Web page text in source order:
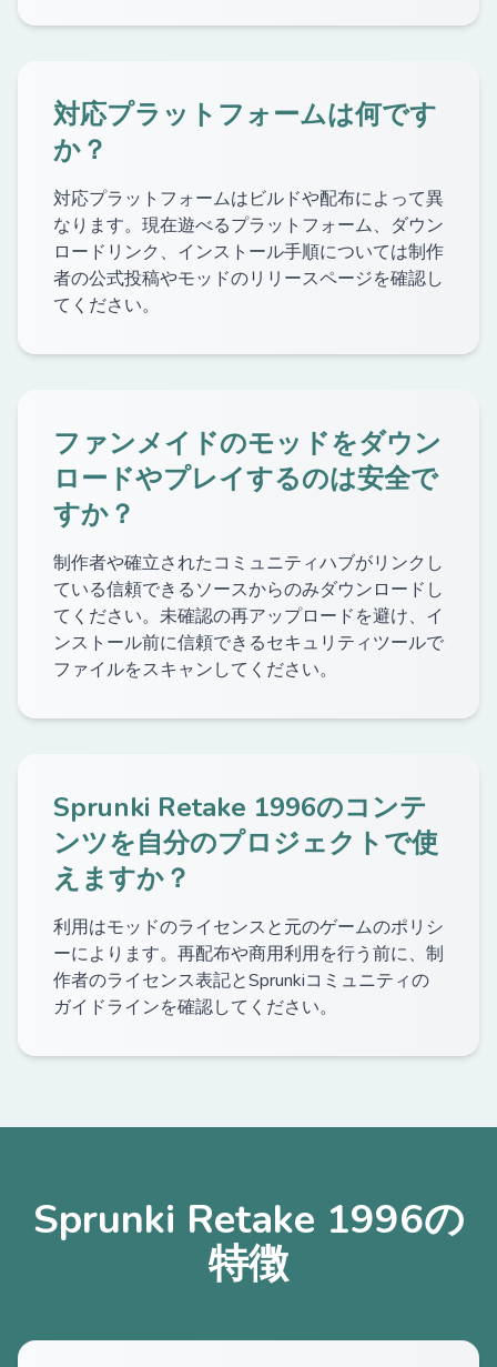
対応プラットフォームは何です
か？
対応プラットフォームはビルドや配布によって異
なります。現在遊べるプラットフォーム、ダウン
ロードリンク、インストール手順については制作
者の公式投稿やモッドのリリースページを確認し
てください。
ファンメイドのモッドをダウン
ロードやプレイするのは安全で
すか？
制作者や確立されたコミュニティハブがリンクし
ている信頼できるソースからのみダウンロードし
てください。未確認の再アップロードを避け、イ
ンストール前に信頼できるセキュリティツールで
ファイルをスキャンしてください。
Sprunki Retake 1996のコンテ
ンツを自分のプロジェクトで使
えますか？
利用はモッドのライセンスと元のゲームのポリシ
ーによります。再配布や商用利用を行う前に、制
作者のライセンス表記とSprunkiコミュニティの
ガイドラインを確認してください。
Sprunki Retake 1996の
特徴